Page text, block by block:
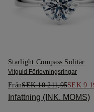
Starlight Compass Solitär
Vitguld Förlovningsringar
FrånSEK 10 211,95SEK 9
Infattning (INK. MOMS)